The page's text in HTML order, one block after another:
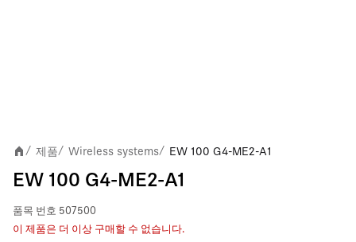
/ 제품/ Wireless systems/ EW 100 G4-ME2-A1
EW 100 G4-ME2-A1
품목 번호 507500
이 제품은 더 이상 구매할 수 없습니다.